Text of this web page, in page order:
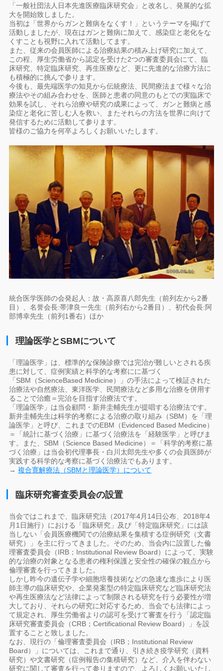
「一般社団法人日本先進医療臨床研究会」と改名し、発展的な拡
大を開始致しました。
当初は「世界からガンと難病をなくす！」というテーマを掲げて
活動しましたが、現在はガンと難病に加えて、感染症と老化をな
くすことも視野に入れて活動してます。
また、従来の会員医師による治療結果の積み上げ研究に加えて、
この程、厚生労働省から認定を受けた2つの審査委員会にて、臨
床研究、特定臨床研究、再生医療など、更に先進的な治療方法に
も積極的に挑んで参ります。
今後も、最先端医学の知見から伝統療法、民間療法まで様々な治
療法やその組み合わせを、医師と患者の同意のもとでの実臨床で
効果を試し、それら治療や研究の成果によって、ガンと難病と感
染症と老化に苦しむ人を救い、またそれらの方法を世界に向けて
発信するために活動して参ります。
皆様のご協力を何卒よろしくお願いいたします。
統合医学医師の会発起人：故・高原喜八郎先生（前列左から2番
目）、名誉会長:帯津良一先生（前列右から2番目）、初代会長:阿
部博幸先生（前列1番右）ほか
理論医学とSBMについて
「理論医学」は、標準的な保険診療では完治が難しいとされる疾
患に対して、症例実績と科学的な考察にに基づく
「SBM（ScienceBased Medicine）」の手法によって検証された
治療法や自然療法、東洋医学、民間療法など多用な治療を併用す
ることで治癒＝完治を目指す治療法です。
「理論医学」は当会顧問・新井圭輔先生が提唱する治療法です。
新井圭輔先生は科学的考察による治療の取り組み（SBM）を「理
論医学」と呼び、これまでのEBM（Evidenced Based Medicine）
＝「統計に基づく治療」に基づく治療法を「経験医学」と呼びま
す。また、SBM（Science Based Medicine）＝「科学的考察に基
づく治療」は当会初代理事長・白川太郎先生や多くの会員医師が
実践する科学的な考察に基づく治療法でもあります。
→複合寛解療法（SBMと理論医学）について
臨床研究審査委員会の設置
当会ではこれまで、臨床研究法（2017年4月14日公布、2018年4
月1日施行）における「臨床研究」及び「特定臨床研究」には該
当しない「会員医療機関での治療結果を集積する症例研究（文書
研究）」を主に行ってきました。そのため、当会内に設置した倫
理審査委員会（IRB；Institutional Review Board）によって、実験
的な治療の対象となる患者の権利保護と安全性の確保の観点から
倫理審査を行ってきました。
しかし昨今の遺伝子学や細胞培養技術などの急速な進歩により医
師主導の臨床研究や、企業発案型の特定臨床研究など臨床研究法
や再生医療法など法律によって制限される研究を行う必要性が増
大しており、それらの研究に対応するため、当会でも法律によっ
て規定され、厚生労働省よりの認可を受けて審査を行う「認定臨
床研究審査委員会（CRB；Certificational Review Board）」を設
置することと致しました。
なお、現行の「倫理審査委員会（IRB；Institutional Review
Board）」については、これまで通り、引き続き疫学研究（資料
研究）や文書研究（症例報告の集積研究）など、介入を伴わない
研究に関して審査を行って参りますので、よろしくお願いいたし